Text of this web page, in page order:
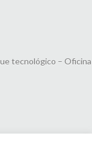
tecnológico – Oficina